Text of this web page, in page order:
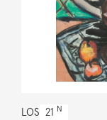
LOS 21 N